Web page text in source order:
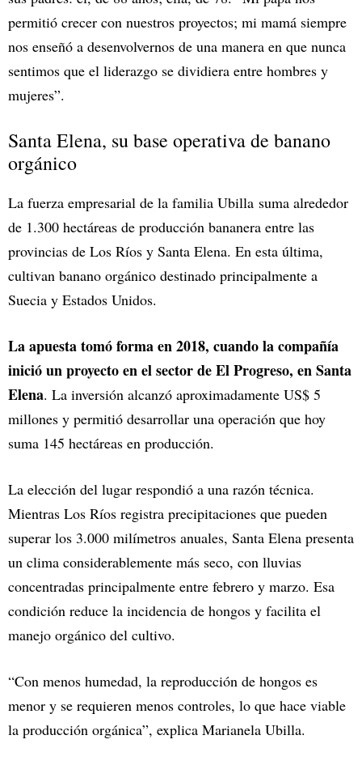
permitió crecer con nuestros proyectos; mi mamá siempre
nos enseñó a desenvolvernos de una manera en que nunca
sentimos que el liderazgo se dividiera entre hombres y
mujeres”.
Santa Elena, su base operativa de banano
orgánico
La fuerza empresarial de la familia Ubilla suma alrededor
de 1.300 hectáreas de producción bananera entre las
provincias de Los Ríos y Santa Elena. En esta última,
cultivan banano orgánico destinado principalmente a
Suecia y Estados Unidos.
La apuesta tomó forma en 2018, cuando la compañía
inició un proyecto en el sector de El Progreso, en Santa
Elena. La inversión alcanzó aproximadamente US$ 5
millones y permitió desarrollar una operación que hoy
suma 145 hectáreas en producción.
La elección del lugar respondió a una razón técnica.
Mientras Los Ríos registra precipitaciones que pueden
superar los 3.000 milímetros anuales, Santa Elena presenta
un clima considerablemente más seco, con lluvias
concentradas principalmente entre febrero y marzo. Esa
condición reduce la incidencia de hongos y facilita el
manejo orgánico del cultivo.
“Con menos humedad, la reproducción de hongos es
menor y se requieren menos controles, lo que hace viable
la producción orgánica”, explica Marianela Ubilla.